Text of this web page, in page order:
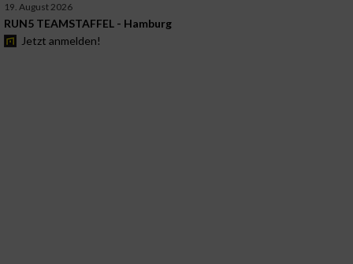
19. August 2026
RUN5 TEAMSTAFFEL - Hamburg
Jetzt anmelden!